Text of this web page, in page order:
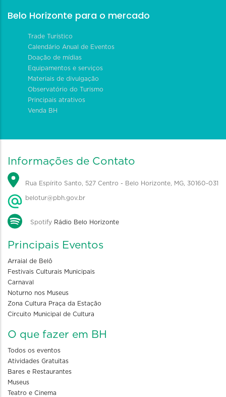
Belo Horizonte para o mercado
Trade Turístico
Calendário Anual de Eventos
Doação de mídias
Equipamentos e serviços
Materiais de divulgação
Observatório do Turismo
Principais atrativos
Venda BH
Informações de Contato
Rua Espírito Santo, 527 Centro - Belo Horizonte, MG, 30160-031
belotur@pbh.gov.br
Spotify Rádio Belo Horizonte
Principais Eventos
Arraial de Belô
Festivais Culturais Municipais
Carnaval
Noturno nos Museus
Zona Cultura Praça da Estação
Circuito Municipal de Cultura
O que fazer em BH
Todos os eventos
Atividades Gratuitas
Bares e Restaurantes
Museus
Teatro e Cinema